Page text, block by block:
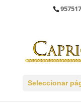
Seleccionar